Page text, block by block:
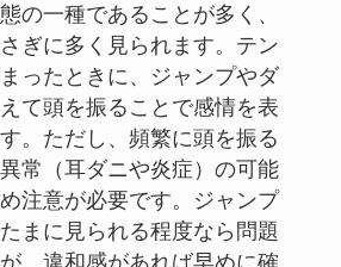
の一種であることが多く、
ぎに多く見られます。テン
ったときに、ジャンプやダ
て頭を振ることで感情を表
。ただし、頻繁に頭を振る
常（耳ダニや炎症）の可能
注意が必要です。ジャンプ
まに見られる程度なら問題
、違和感があれば早めに確